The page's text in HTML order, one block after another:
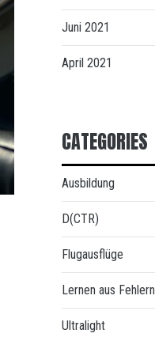
Juni 2021
April 2021
CATEGORIES
Ausbildung
D(CTR)
Flugausflüge
Lernen aus Fehlern
Ultralight